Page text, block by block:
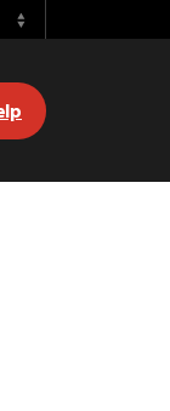
Switch